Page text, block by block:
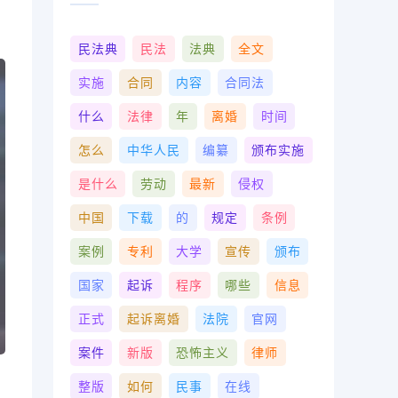
民法典 民法 法典 全文
实施 合同 内容 合同法
什么 法律 年 离婚 时间
怎么 中华人民 编纂 颁布实施
是什么 劳动 最新 侵权
中国 下载 的 规定 条例
案例 专利 大学 宣传 颁布
国家 起诉 程序 哪些 信息
正式 起诉离婚 法院 官网
案件 新版 恐怖主义 律师
整版 如何 民事 在线